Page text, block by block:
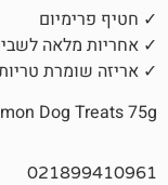
רצון
Popets salmon